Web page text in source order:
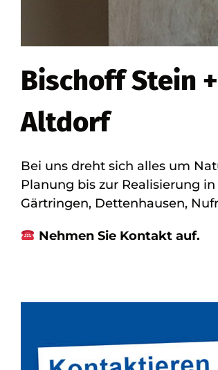
Bischoff Stein
Altdorf
Bei uns dreht sich alles um
Planung bis zur Realisierung
Gärtringen, Dettenhausen,
Nehmen Sie Kontakt auf.